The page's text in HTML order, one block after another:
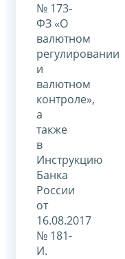
№ 173-
ФЗ «О
валютном
регулировании
и
валютном
контроле»,
а
также
в
Инструкцию
Банка
России
от
16.08.2017
№ 181-
И.